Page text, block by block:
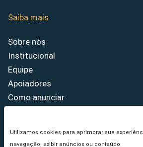
Utilizamos cookies para aprimorar sua
navegação, exibir anúncios ou conteúdo
Saiba mais
Sobre nós
Institucional
Equipe
Apoiadores
Como anunciar